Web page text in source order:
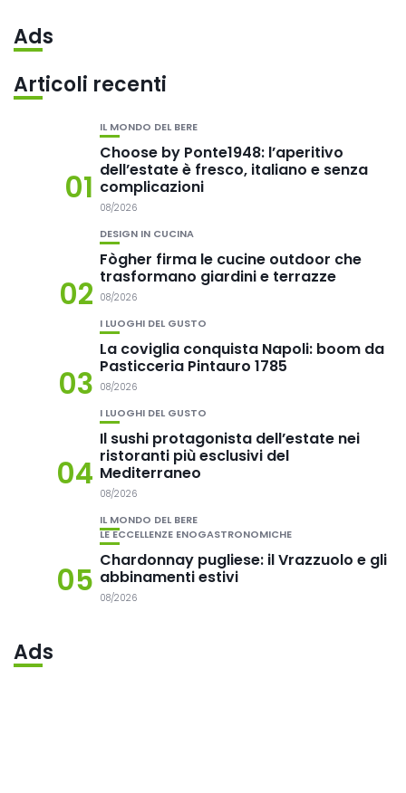
Ads
Articoli recenti
01
IL MONDO DEL BERE
Choose by Ponte1948: l’aperitivo
dell’estate è fresco, italiano e senza
complicazioni
08/2026
02
DESIGN IN CUCINA
Fògher firma le cucine outdoor che
trasformano giardini e terrazze
08/2026
03
I LUOGHI DEL GUSTO
La coviglia conquista Napoli: boom da
Pasticceria Pintauro 1785
08/2026
04
I LUOGHI DEL GUSTO
Il sushi protagonista dell’estate nei
ristoranti più esclusivi del
Mediterraneo
08/2026
05
IL MONDO DEL BERE
LE ECCELLENZE ENOGASTRONOMICHE
Chardonnay pugliese: il Vrazzuolo e gli
abbinamenti estivi
08/2026
Ads